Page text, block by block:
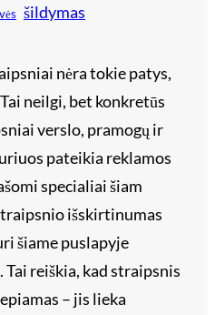
šildymas
nėra tokie patys,
neilgi, bet konkretūs
verslo, pramogų ir
pateikia reklamos
specialiai šiam
išskirtinumas
šiame puslapyje
reiškia, kad straipsnis
– jis lieka